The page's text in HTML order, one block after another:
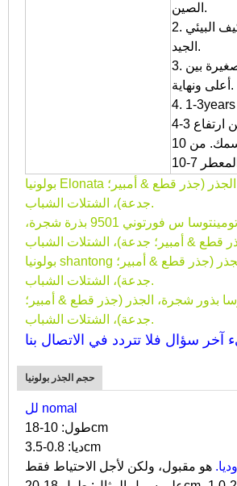
الصين.
2. ورثت الأنواع الهجينة الجين جيدة من كليهما، لديها القدرة على التكيف البيئي
الجيد.
3. النمو السريع، مع تاج المتوسط، مباشرة من خلال الجذع، والفرق الصغيرة بين
أعلى ونهاية.
4. 1-3years أول النمو السريع للارتفاع، أول 3-5M العام، وبعد أكثر من 2-3m
سنويا. من ارتفاع 3-4years ببطء والخشنة تنمو بشكل أسرع، 4-9years هي فترة
السريعة للسمك. من 10years تنمو ببطء ولكن بثبات. وبالتالي فإن شجرة الصيني
بولونيا Elonata بذور شجرة، الجذر (جذر قطع & أمبير؛
جدعة)، الشتلات الشباب.
بولونيا الهجين تومينتوسا س فورتوني 9501 بذرة شجرة،
بولونيا shantong شجرة البذور، والجذر (جذر قطع & أمبير؛
جدعة)، الشتلات الشباب.
بذور شجرة، الجذر (جذر قطع & أمبير؛
جدعة)، الشتلات الشباب.
آخر سؤال فلا تتردد في الاتصال بنا
حجم الجذر بولونيا
لل nomal
طول: 10-18cm
ديا: 0.8-3.5cm